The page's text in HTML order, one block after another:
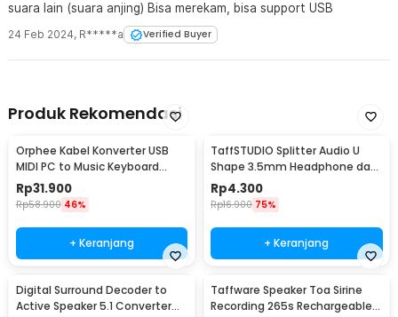
suara lain (suara anjing) Bisa merekam, bisa support USB
24 Feb 2024, R*****a Verified Buyer
Produk Rekomendasi
Orphee Kabel Konverter USB
MIDI PC to Music Keyboard
Adapter Cable 2M - AY03
Rp31.900
Rp58.900 46%
+ Keranjang
TaffSTUDIO Splitter Audio U
Shape 3.5mm Headphone dan
Mic Combo Jack - K0650
Rp4.300
Rp16.900 75%
+ Keranjang
Digital Surround Decoder to
Active Speaker 5.1 Converter
Taffware Speaker Toa Sirine
Recording 265s Rechargeable